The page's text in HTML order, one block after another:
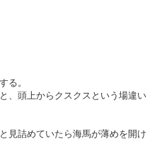
る。
、頭上からクスクスという場違い
見詰めていたら海馬が薄めを開け